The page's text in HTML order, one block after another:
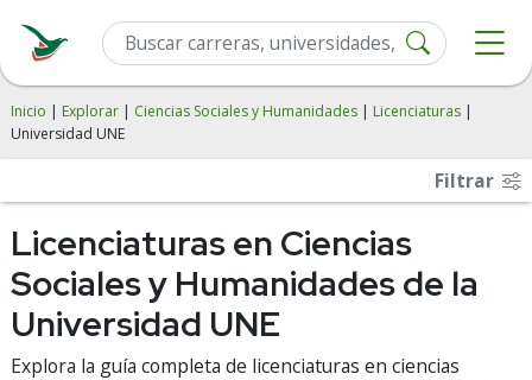
Inicio | Explorar | Ciencias Sociales y Humanidades | Licenciaturas |
Universidad UNE
Filtrar
Licenciaturas en Ciencias
Sociales y Humanidades de la
Universidad UNE
Explora la guía completa de licenciaturas en ciencias